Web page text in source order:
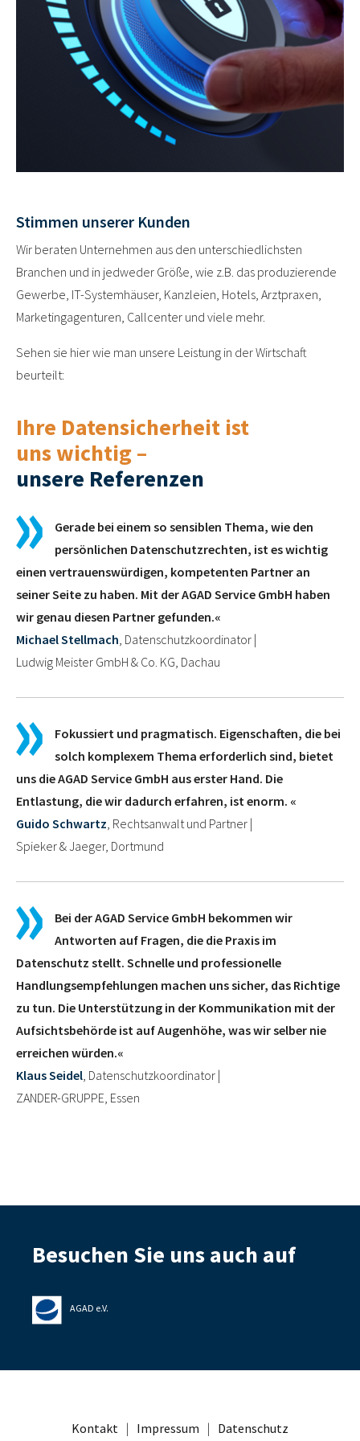
Stimmen unserer Kunden
Wir beraten Unternehmen aus den unterschiedlichsten
Branchen und in jedweder Größe, wie z.B. das produzierende
Gewerbe, IT-Systemhäuser, Kanzleien, Hotels, Arztpraxen,
Marketingagenturen, Callcenter und viele mehr.
Sehen sie hier wie man unsere Leistung in der Wirtschaft
beurteilt:
Ihre Datensicherheit ist
uns wichtig –
unsere Referenzen
Gerade bei einem so sensiblen Thema, wie den
persönlichen Datenschutzrechten, ist es wichtig
einen vertrauenswürdigen, kompetenten Partner an
seiner Seite zu haben. Mit der AGAD Service GmbH haben
wir genau diesen Partner gefunden.«
Michael Stellmach , Datenschutzkoordinator |
Ludwig Meister GmbH & Co. KG, Dachau
Fokussiert und pragmatisch. Eigenschaften, die bei
solch komplexem Thema erforderlich sind, bietet
uns die AGAD Service GmbH aus erster Hand. Die
Entlastung, die wir dadurch erfahren, ist enorm. «
Guido Schwartz , Rechtsanwalt und Partner |
Spieker & Jaeger, Dortmund
Bei der AGAD Service GmbH bekommen wir
Antworten auf Fragen, die die Praxis im
Datenschutz stellt. Schnelle und professionelle
Handlungsempfehlungen machen uns sicher, das Richtige
zu tun. Die Unterstützung in der Kommunikation mit der
Aufsichtsbehörde ist auf Augenhöhe, was wir selber nie
erreichen würden.«
Klaus Seidel , Datenschutzkoordinator |
ZANDER-GRUPPE, Essen
Besuchen Sie uns auch auf
AGAD e.V.
Kontakt | Impressum | Datenschutz